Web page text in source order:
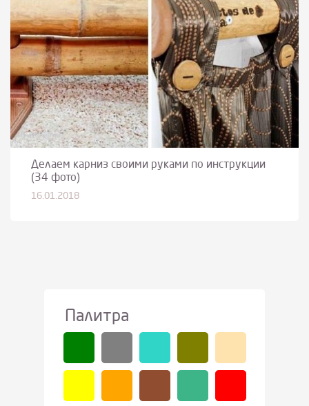
Делаем карниз своими руками по инструкции
(34 фото)
16.01.2018
Палитра